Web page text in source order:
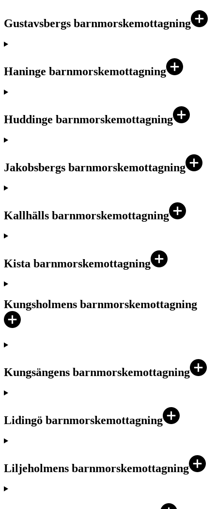
Gustavsbergs barnmorskemottagning
Haninge barnmorskemottagning
Huddinge barnmorskemottagning
Jakobsbergs barnmorskemottagning
Kallhälls barnmorskemottagning
Kista barnmorskemottagning
Kungsholmens barnmorskemottagning
Kungsängens barnmorskemottagning
Lidingö barnmorskemottagning
Liljeholmens barnmorskemottagning